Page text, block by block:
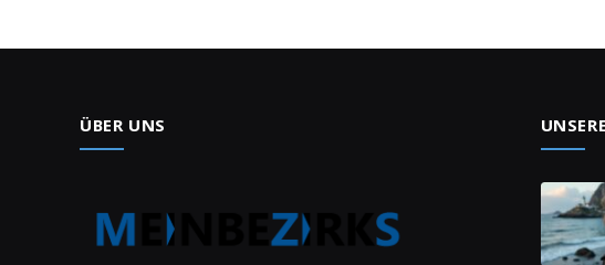
ÜBER UNS